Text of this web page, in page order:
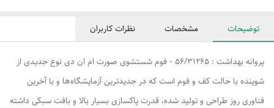
توضیحات مشخصات نظرات کاربران
پروانه بهداشت : 56/31265 - فوم شستشوی صورت ام ان دی نوع جدیدی از
شوینده با حالت کف و فوم است که در جدیدترین آزمایشگاه‌ها و با آخرین
فناوری روز طراحی و تولید شده، قدرت پاکسازی بسیار بالا و بافت سبکی داشته